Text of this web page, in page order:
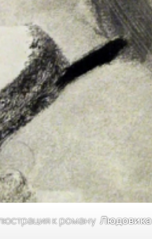
к романуЛюдовика